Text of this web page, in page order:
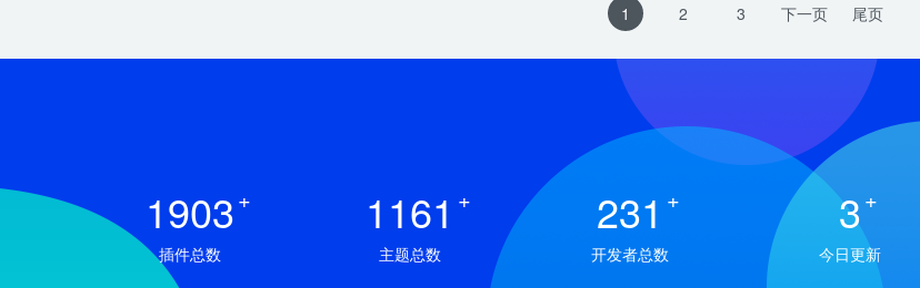
1 2 3 下一页 尾页
1903+
插件总数
1161 +
主题总数
231 +
开发者总数
3+
今日更新